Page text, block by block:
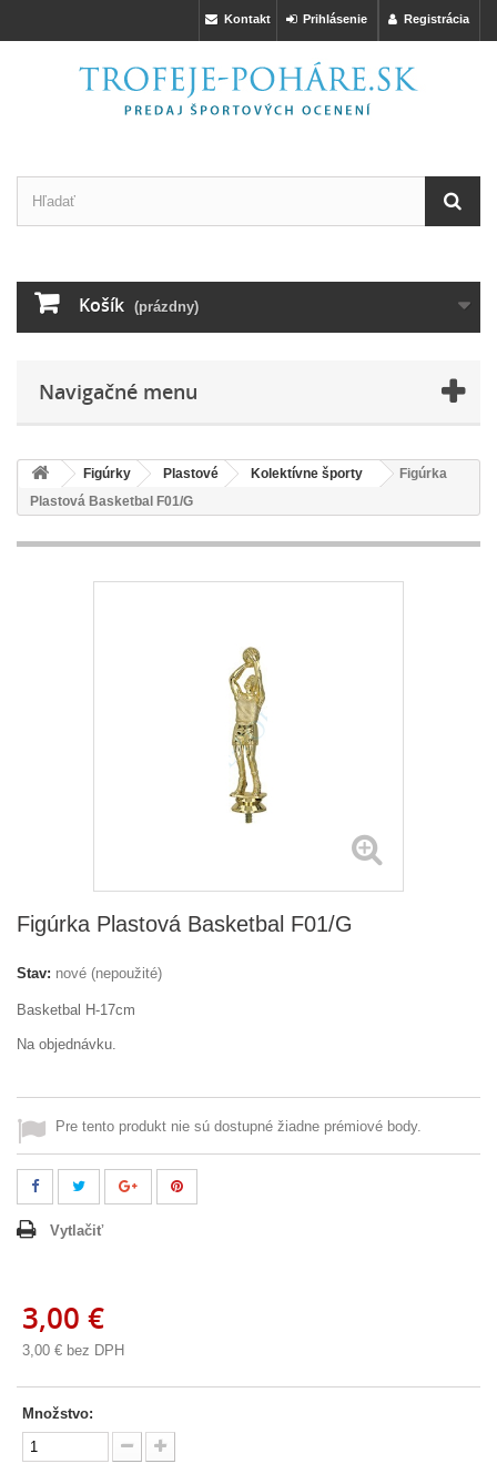
Registrácia
Prihlásenie
Kontakt
Košík (prázdny)
Navigačné menu
Figúrky Plastové Kolektívne športy
Figúrka
Plastová Basketbal F01/G
Figúrka Plastová Basketbal F01/G
Stav: nové (nepoužité)
Basketbal H-17cm
Na objednávku.
Pre tento produkt nie sú dostupné žiadne prémiové body.
Vytlačiť
3,00 €
3,00 € bez DPH
Množstvo: